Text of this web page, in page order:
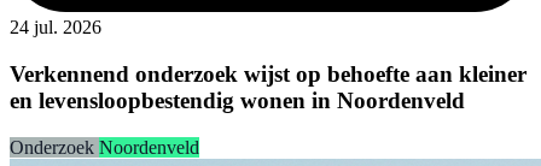
24 jul. 2026
Verkennend onderzoek wijst op behoefte aan kleiner
en levensloopbestendig wonen in Noordenveld
Onderzoek Noordenveld